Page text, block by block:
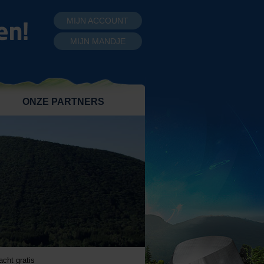
MIJN ACCOUNT
MIJN MANDJE
ONZE PARTNERS
gratis